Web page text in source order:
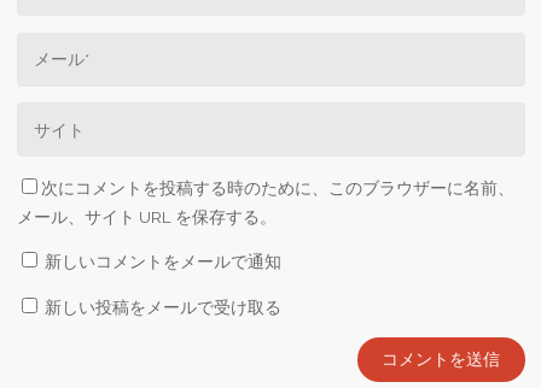
次にコメントを投稿する時のために、このブラウザーに名前、
メール、サイト URL を保存する。
新しいコメントをメールで通知
新しい投稿をメールで受け取る